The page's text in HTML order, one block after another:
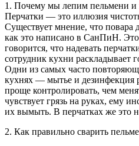
1. Почему мы лепим пельмени и
Перчатки — это иллюзия
Существует мнение, что повара
как это написано в СанПиН.
говорится, что надевать
сотрудник кухни раскладывает
Одни из самых часто
кухнях — мытье и дезинфекция
проще контролировать, чем
чувствует грязь на руках, ему
их вымыть. В перчатках же это
2. Как правильно сварить